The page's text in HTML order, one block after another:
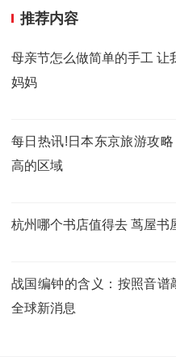
推荐内容
母亲节怎么做简单的手工 让
妈妈
每日热讯!日本东京旅游攻
高的区域
杭州哪个书店值得去 茑屋书
战国编钟的含义：按照音谱
全球新消息